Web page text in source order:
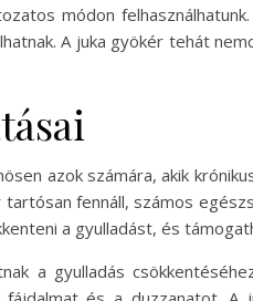
módon
A juka gyökér tehát
azok számára, akik
fennáll, számos
a gyulladást, és
a gyulladás